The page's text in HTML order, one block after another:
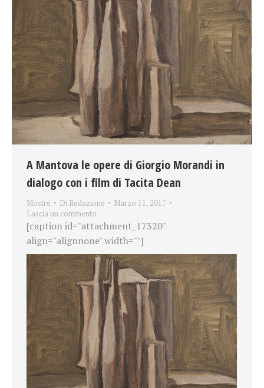
A Mantova le opere di Giorgio Morandi in
dialogo con i film di Tacita Dean
Mostre Di Redazione
Marzo 11, 2017
Lascia un commento
[caption id="attachment_17320"
align="alignnone" width=""]